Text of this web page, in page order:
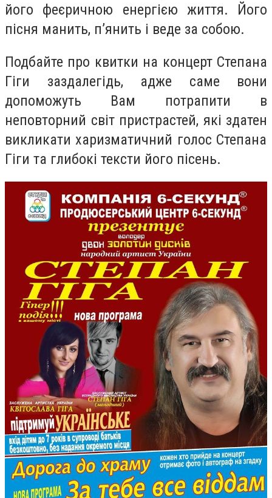
його феєричною енергією життя. Його
пісня манить, п’янить і веде за собою.
Подбайте про квитки на концерт Степана
Гіги заздалегідь, адже саме вони
допоможуть Вам потрапити в
неповторний світ пристрастей, які здатен
викликати харизматичний голос Степана
Гіги та глибокі тексти його пісень.